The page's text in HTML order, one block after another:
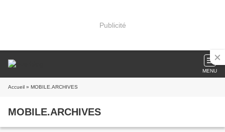
Publicité
MENU
Accueil » MOBILE.ARCHIVES
MOBILE.ARCHIVES